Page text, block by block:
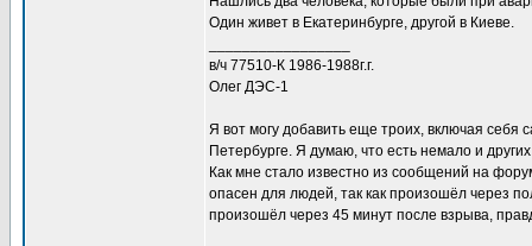
Один живет в Екатеринбурге, другой в Киеве.
в/ч 77510-К 1986-1988г.г.
Олег ДЭС-1
Я вот могу добавить еще троих, включая себя
Петербурге. Я думаю, что есть немало и
Как мне стало известно из сообщений на
опасен для людей, так как произошёл через
произошёл через 45 минут после взрыва,